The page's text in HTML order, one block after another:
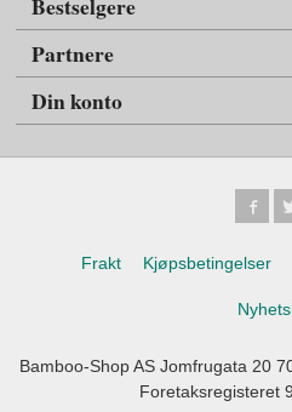
Partnere
Din konto
Frakt Kjøpsbetingelser
Bamboo-Shop AS Jomfrugata 20
Foretaksregisteret